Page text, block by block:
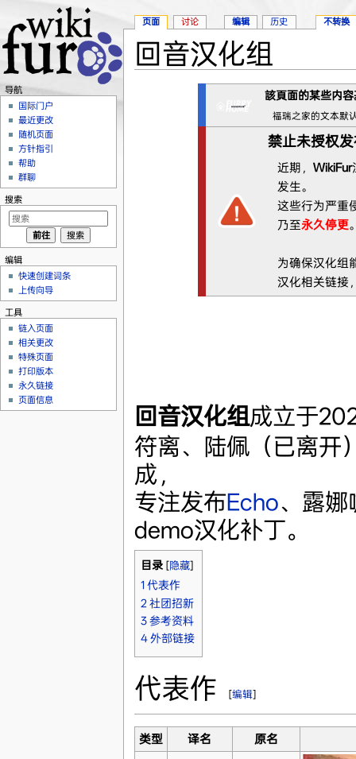
回音汉化组
該頁面的某些内
福瑞之家的文本默
禁止未授权
近期， WikiFur
发生。
这些行为严重
乃至永久停更
为确保汉化组
汉化相关链接
回音汉化组成立于
符离、陆佩（已离开
成，
专注发布Echo、露娜
demo汉化补丁。
目录[隐藏]
1 代表作
2 社团招新
3 参考资料
4 外部链接
代表作 [编辑]
类型 译名 原名
页面 讨论 编辑 历史 不转换
导航
国际门户
最近更改
随机页面
方针指引
帮助
群聊
搜索
编辑
快速创建词条
上传向导
工具
链入页面
相关更改
特殊页面
打印版本
永久链接
页面信息